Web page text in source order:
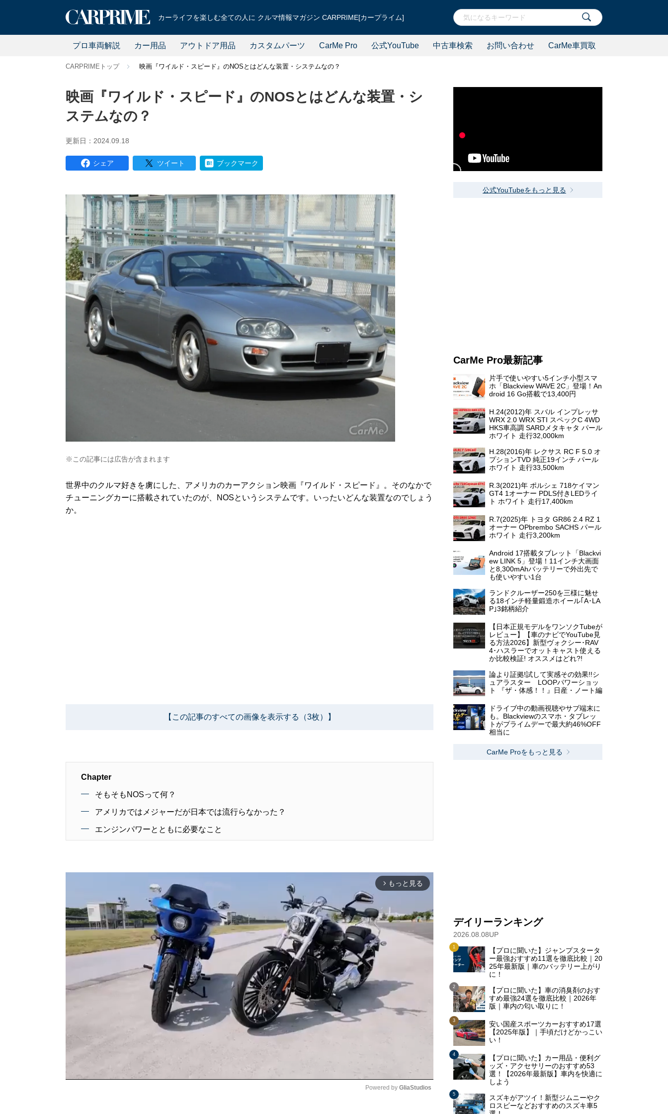
カーライフを楽しむ全ての人に クルマ情報マガジン CARPRIME[カープライム]
プロ車両解説 カー用品 アウトドア用品 カスタムパーツ CarMe Pro 公式YouTube 中古車検索 お問い合わせ CarMe車買取
CARPRIMEトップ 映画『ワイルド・スピード』のNOSとはどんな装置・システムなの？
映画『ワイルド・スピード』のNOSとはどんな装置・シ
ステムなの？
更新日：2024.09.18
シェア ツイート ブックマーク
※この記事には広告が含まれます
世界中のクルマ好きを虜にした、アメリカのカーアクション映画『ワイルド・スピード』。そのなかで
チューニングカーに搭載されていたのが、NOSというシステムです。いったいどんな装置なのでしょう
か。
【この記事のすべての画像を表示する（3枚）】
Chapter
そもそもNOSって何？
アメリカではメジャーだが日本では流行らなかった？
エンジンパワーとともに必要なこと
arrow_forward_ios もっと見る
Powered by GliaStudios
公式YouTubeをもっと見る
CarMe Pro最新記事
片手で使いやすい5インチ小型スマ
ホ「Blackview WAVE 2C」登場！An
droid 16 Go搭載で13,400円
H.24(2012)年 スバル インプレッサ
WRX 2.0 WRX STI スペックC 4WD
HKS車高調 SARDメタキャタ パール
ホワイト 走行32,000km
H.28(2016)年 レクサス RC F 5.0 オ
プションTVD 純正19インチ パール
ホワイト 走行33,500km
R.3(2021)年 ポルシェ 718ケイマン
GT4 1オーナー PDLS付きLEDライ
ト ホワイト 走行17,400km
R.7(2025)年 トヨタ GR86 2.4 RZ 1
オーナー OPbrembo SACHS パール
ホワイト 走行3,200km
Android 17搭載タブレット「Blackvi
ew LINK 5」登場！11インチ大画面
と8,300mAhバッテリーで外出先で
も使いやすい1台
ランドクルーザー250を三様に魅せ
る18インチ軽量鍛造ホイール｢A･LA
P｣3銘柄紹介
【日本正規モデルをワンソクTubeが
レビュー】【車のナビでYouTube見
る方法2026】新型ヴォクシー･RAV
4･ハスラーでオットキャスト使える
か比較検証! オススメはどれ?!
論より証拠!試して実感その効果!!シ
ュアラスター LOOPパワーショッ
ト 『ザ・体感！！』日産・ノート編
ドライブ中の動画視聴やサブ端末に
も。Blackviewのスマホ・タブレッ
トがプライムデーで最大約46%OFF
相当に
CarMe Proをもっと見る
デイリーランキング
2026.08.08UP
【プロに聞いた】ジャンプスタータ
ー最強おすすめ11選を徹底比較｜20
25年最新版｜車のバッテリー上がり
に！
【プロに聞いた】車の消臭剤のおす
すめ最強24選を徹底比較｜2026年
版｜車内の匂い取りに！
安い国産スポーツカーおすすめ17選
【2025年版】｜手頃だけどかっこい
い！
【プロに聞いた】カー用品・便利グ
ッズ・アクセサリーのおすすめ53
選！【2026年最新版】車内を快適に
しよう
スズキがアツイ！新型ジムニーやク
ロスビーなどおすすめのスズキ車5